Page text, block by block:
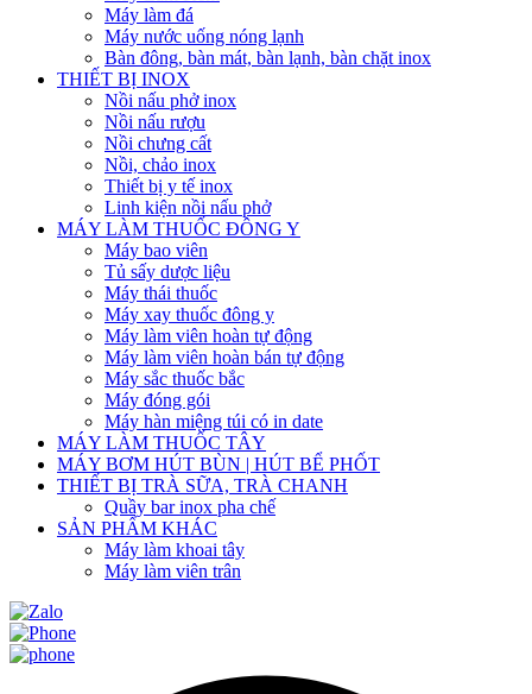
Máy làm đá
Máy nước uống nóng lạnh
Bàn đông, bàn mát, bàn lạnh, bàn chặt inox
THIẾT BỊ INOX
Nồi nấu phở inox
Nồi nấu rượu
Nồi chưng cất
Nồi, chảo inox
Thiết bị y tế inox
Linh kiện nồi nấu phở
MÁY LÀM THUỐC ĐÔNG Y
Máy bao viên
Tủ sấy dược liệu
Máy thái thuốc
Máy xay thuốc đông y
Máy làm viên hoàn tự động
Máy làm viên hoàn bán tự động
Máy sắc thuốc bắc
Máy đóng gói
Máy hàn miệng túi có in date
MÁY LÀM THUỐC TÂY
MÁY BƠM HÚT BÙN | HÚT BỂ PHỐT
THIẾT BỊ TRÀ SỮA, TRÀ CHANH
Quầy bar inox pha chế
SẢN PHẨM KHÁC
Máy làm khoai tây
Máy làm viên trân